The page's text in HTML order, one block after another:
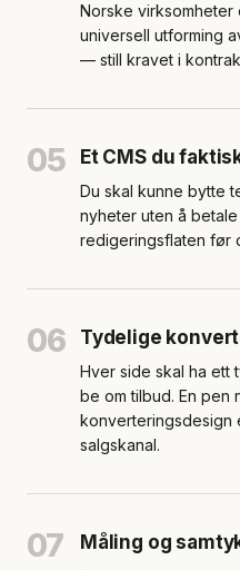
Norske
universell utforming
— still kravet i
05 Et CMS du
Du skal kunne bytte
nyheter uten å
redigeringsflaten før
06 Tydelige
Hver side skal ha ett
be om tilbud. En pen
konverteringsdesign
salgskanal.
07 Måling og